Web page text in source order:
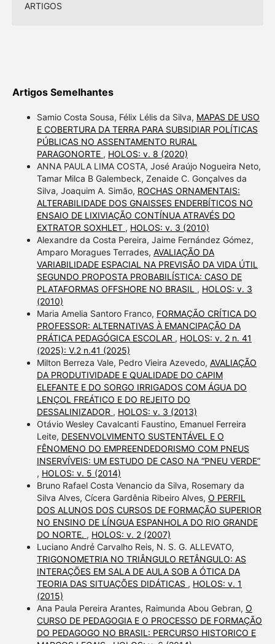
ARTIGOS
Artigos Semelhantes
Samio Costa Sousa, Félix Lélis da Silva, MAPAS DE USO
E COBERTURA DA TERRA PARA SUBSIDIAR POLÍTICAS
PÚBLICAS NO ASSENTAMENTO RURAL
PARAGONORTE , HOLOS: v. 8 (2020)
ANNA PAULA LIMA COSTA, José Araújo Nogueira Neto,
Tamar Milca B Galembeck, Zenaide C. Gonçalves da
Silva, Joaquim A. Simão, ROCHAS ORNAMENTAIS:
ALTERABILIDADE DOS GNAISSES ENDERBÍTICOS NO
ENSAIO DE LIXIVIAÇÃO CONTÍNUA ATRAVÉS DO
EXTRATOR SOXHLET , HOLOS: v. 3 (2010)
Alexandre da Costa Pereira, Jaime Fernández Gómez,
Amparo Moragues Terrades, AVALIAÇÃO DA
VARIABILIDADE ESPACIAL NA PREVISÃO DA VIDA ÚTIL
SEGUNDO PROPOSTA PROBABILÍSTICA: CASO DE
PLATAFORMAS OFFSHORE NO BRASIL , HOLOS: v. 3
(2010)
Maria Amelia Santoro Franco, FORMAÇÃO CRÍTICA DO
PROFESSOR: ALTERNATIVAS À EMANCIPAÇÃO DA
PRÁTICA PEDAGÓGICA ESCOLAR , HOLOS: v. 2 n. 41
(2025): V.2 n.41 (2025)
Milton Berreza Vale, Pedro Vieira Azevedo, AVALIAÇÃO
DA PRODUTIVIDADE E QUALIDADE DO CAPIM
ELEFANTE E DO SORGO IRRIGADOS COM ÁGUA DO
LENÇOL FREÁTICO E DO REJEITO DO
DESSALINIZADOR , HOLOS: v. 3 (2013)
Otávio Wesley Cavalcanti Faustino, Emanuel Ferreira
Leite, DESENVOLVIMENTO SUSTENTÁVEL E O
FÊNOMENO DO EMPREENDEDORISMO COM PNEUS
INSERVÍVEIS: UM ESTUDO DE CASO NA “PNEU VERDE”
, HOLOS: v. 5 (2014)
Bruno Rafael Costa Venancio da Silva, Rosemary da
Silva Alves, Cícera Gardênia Ribeiro Alves, O PERFIL
DOS ALUNOS DOS CURSOS DE FORMAÇÃO SUPERIOR
NO ENSINO DE LÍNGUA ESPANHOLA DO RIO GRANDE
DO NORTE. , HOLOS: v. 2 (2007)
Luciano André Carvalho Reis, N. S. G. ALLEVATO,
TRIGONOMETRIA NO TRIÂNGULO RETÂNGULO: AS
INTERAÇÕES EM SALA DE AULA SOB A ÓTICA DA
TEORIA DAS SITUAÇÕES DIDÁTICAS , HOLOS: v. 1
(2015)
Ana Paula Pereira Arantes, Raimunda Abou Gebran, O
CURSO DE PEDAGOGIA E O PROCESSO DE FORMAÇÃO
DO PEDAGOGO NO BRASIL: PERCURSO HISTORICO E